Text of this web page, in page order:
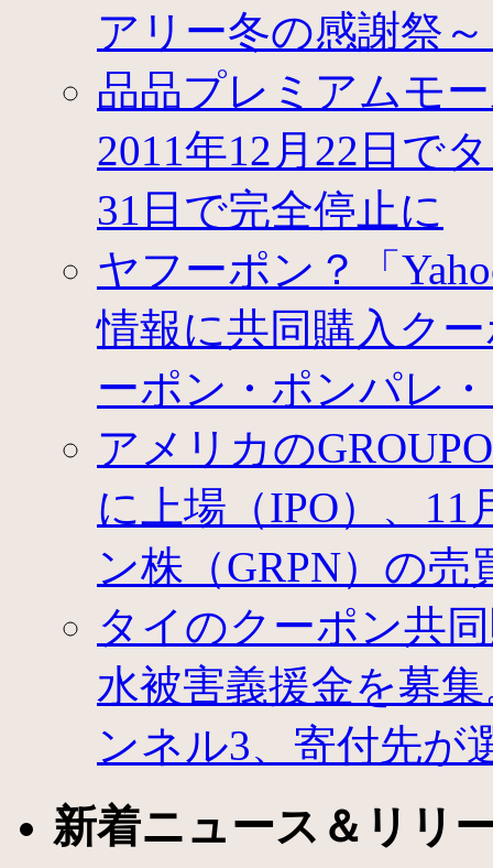
ン」
リ
ニ
ュ
ー
ル、
オ
ー
ル
ー
ポ
ン
ジ
パ
ン
ら
ク
ー
ポ
情
報
提
オ
ー
ク
フ
は
アリー冬の感謝祭
品品プレミアムモ
2011年12月22日で
31日で完全停止に
ヤフーポン？「
情報に共同購入ク
ーポン・ポンパレ
アメリカの
に上場（IPO）、
ン株（GRPN）の売
タイのクーポン共
水被害義援金を募
ンネル3、寄付先が
新着ニュース＆リリ